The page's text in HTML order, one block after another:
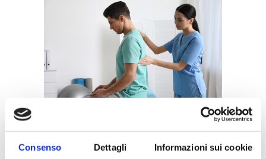
Consenso Dettagli Informazioni sui cookie
FISIATRIA